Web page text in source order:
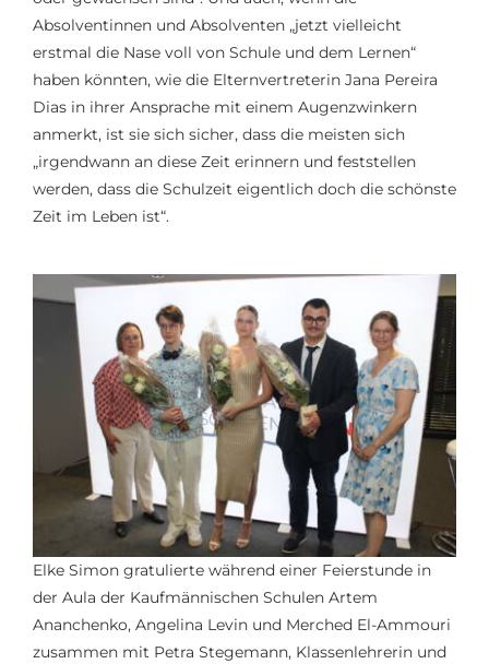
Absolventinnen und Absolventen „jetzt vielleicht
erstmal die Nase voll von Schule und dem Lernen“
haben könnten, wie die Elternvertreterin Jana Pereira
Dias in ihrer Ansprache mit einem Augenzwinkern
anmerkt, ist sie sich sicher, dass die meisten sich
„irgendwann an diese Zeit erinnern und feststellen
werden, dass die Schulzeit eigentlich doch die schönste
Zeit im Leben ist“.
Elke Simon gratulierte während einer Feierstunde in
der Aula der Kaufmännischen Schulen Artem
Ananchenko, Angelina Levin und Merched El-Ammouri
zusammen mit Petra Stegemann, Klassenlehrerin und